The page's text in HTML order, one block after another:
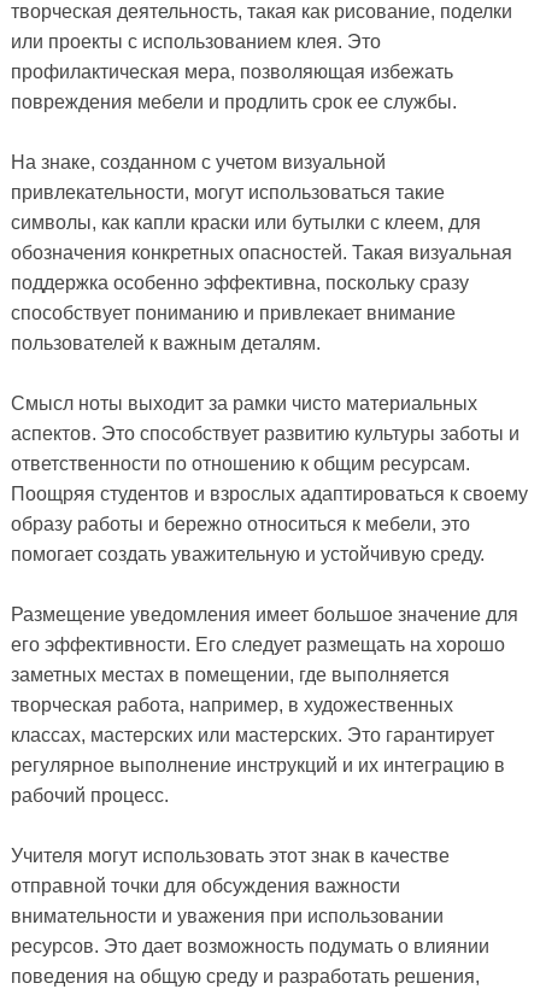
творческая деятельность, такая как рисование, поделки
или проекты с использованием клея. Это
профилактическая мера, позволяющая избежать
повреждения мебели и продлить срок ее службы.
На знаке, созданном с учетом визуальной
привлекательности, могут использоваться такие
символы, как капли краски или бутылки с клеем, для
обозначения конкретных опасностей. Такая визуальная
поддержка особенно эффективна, поскольку сразу
способствует пониманию и привлекает внимание
пользователей к важным деталям.
Смысл ноты выходит за рамки чисто материальных
аспектов. Это способствует развитию культуры заботы и
ответственности по отношению к общим ресурсам.
Поощряя студентов и взрослых адаптироваться к своему
образу работы и бережно относиться к мебели, это
помогает создать уважительную и устойчивую среду.
Размещение уведомления имеет большое значение для
его эффективности. Его следует размещать на хорошо
заметных местах в помещении, где выполняется
творческая работа, например, в художественных
классах, мастерских или мастерских. Это гарантирует
регулярное выполнение инструкций и их интеграцию в
рабочий процесс.
Учителя могут использовать этот знак в качестве
отправной точки для обсуждения важности
внимательности и уважения при использовании
ресурсов. Это дает возможность подумать о влиянии
поведения на общую среду и разработать решения,